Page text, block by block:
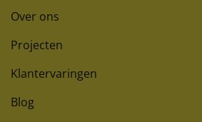
Over ons
Projecten
Klantervaringen
Blog